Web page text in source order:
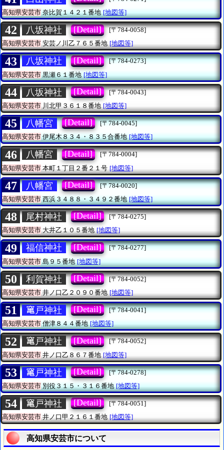
高知県安芸市奈比賀１４２１番地 [地図等]
42 八坂神社 [Detail]
[〒784-0058]
高知県安芸市安芸ノ川乙７６５番地 [地図等]
43 八坂神社 [Detail]
[〒784-0273]
高知県安芸市黒瀬６１番地 [地図等]
44 八坂神社 [Detail]
[〒784-0043]
高知県安芸市川北甲３６１８番地 [地図等]
45 八幡宮 [Detail]
[〒784-0045]
高知県安芸市伊尾木８３４・８３５合番地 [地図等]
46 八幡宮 [Detail]
[〒784-0004]
高知県安芸市 本町１丁目２番２１号 [地図等]
47 八幡宮 [Detail]
[〒784-0020]
高知県安芸市西浜３４８８・３４９２番地 [地図等]
48 尾村神社 [Detail]
[〒784-0275]
高知県安芸市大井乙１０５番地 [地図等]
49 福信神社 [Detail]
[〒784-0277]
高知県安芸市島９５番地 [地図等]
50 利賀神社 [Detail]
[〒784-0052]
高知県安芸市井ノ口乙２０９０番地 [地図等]
51 𥧄戸神社 [Detail]
[〒784-0041]
高知県安芸市僧津８４４番地 [地図等]
52 𥧄戸神社 [Detail]
[〒784-0052]
高知県安芸市 井ノ口乙８６７番地 [地図等]
53 𥧄戸神社 [Detail]
[〒784-0278]
高知県安芸市別役３１５・３１６番地 [地図等]
54 𥧄戸神社 [Detail]
[〒784-0051]
高知県安芸市井ノ口甲２１６１番地 [地図等]
高知県安芸市について